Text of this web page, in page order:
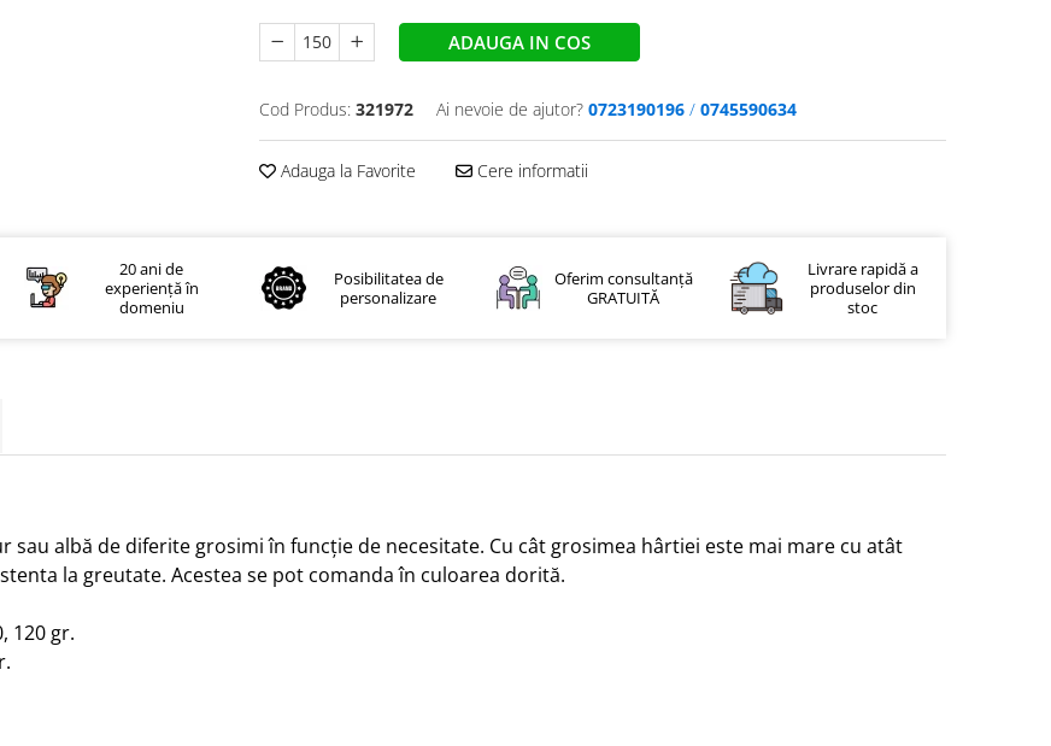
ADAUGA IN COS
Cod Produs: 321972 Ai nevoie de ajutor? 0723190196 / 0745590634
Adauga la Favorite Cere informatii
20 ani de
experiență în
domeniu
Posibilitatea de
personalizare
Oferim consultanță
GRATUITĂ
Livrare rapidă a
produselor din
stoc
sau albă de diferite grosimi în funcție de necesitate. Cu cât grosimea hârtiei este mai mare cu atât
la greutate. Acestea se pot comanda în culoarea dorită.
120 gr.